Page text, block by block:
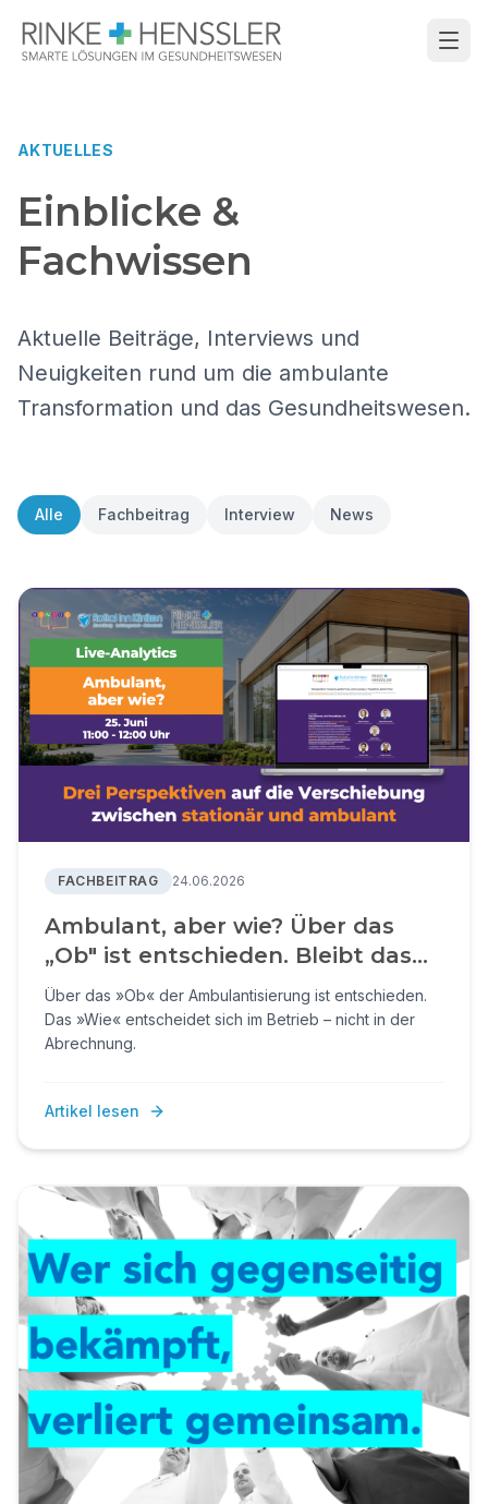
AKTUELLES
Einblicke &
Fachwissen
Aktuelle Beiträge, Interviews und
Neuigkeiten rund um die ambulante
Transformation und das Gesundheitswesen.
Alle Fachbeitrag Interview News
FACHBEITRAG 24.06.2026
Ambulant, aber wie? Über das
„Ob" ist entschieden. Bleibt das
„Wie".
Über das »Ob« der Ambulantisierung ist entschieden.
Das »Wie« entscheidet sich im Betrieb – nicht in der
Abrechnung.
Artikel lesen